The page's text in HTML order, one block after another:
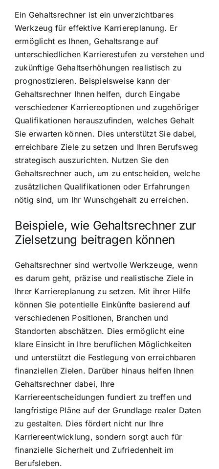
Ein Gehaltsrechner ist ein unverzichtbares
Werkzeug für effektive Karriereplanung. Er
ermöglicht es Ihnen, Gehaltsrange auf
unterschiedlichen Karrierestufen zu verstehen und
zukünftige Gehaltserhöhungen realistisch zu
prognostizieren. Beispielsweise kann der
Gehaltsrechner Ihnen helfen, durch Eingabe
verschiedener Karriereoptionen und zugehöriger
Qualifikationen herauszufinden, welches Gehalt
Sie erwarten können. Dies unterstützt Sie dabei,
erreichbare Ziele zu setzen und Ihren Berufsweg
strategisch auszurichten. Nutzen Sie den
Gehaltsrechner auch, um zu entscheiden, welche
zusätzlichen Qualifikationen oder Erfahrungen
nötig sind, um Ihr Wunschgehalt zu erreichen.
Beispiele, wie Gehaltsrechner zur
Zielsetzung beitragen können
Gehaltsrechner sind wertvolle Werkzeuge, wenn
es darum geht, präzise und realistische Ziele in
Ihrer Karriereplanung zu setzen. Mit ihrer Hilfe
können Sie potentielle Einkünfte basierend auf
verschiedenen Positionen, Branchen und
Standorten abschätzen. Dies ermöglicht eine
klare Einsicht in Ihre beruflichen Möglichkeiten
und unterstützt die Festlegung von erreichbaren
finanziellen Zielen. Darüber hinaus helfen Ihnen
Gehaltsrechner dabei, Ihre
Karriereentscheidungen fundiert zu treffen und
langfristige Pläne auf der Grundlage realer Daten
zu gestalten. Dies fördert nicht nur Ihre
Karriereentwicklung, sondern sorgt auch für
finanzielle Sicherheit und Zufriedenheit im
Berufsleben.